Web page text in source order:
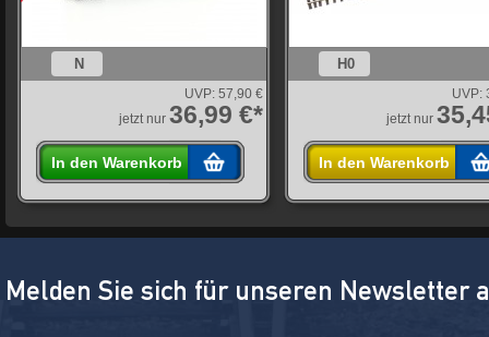
N
UVP: 57,90 €
jetzt nur 36,99 €*
In den Warenkorb
H0
UVP:
jetzt nur
In den Warenkorb
Melden Sie sich für unseren Newsletter